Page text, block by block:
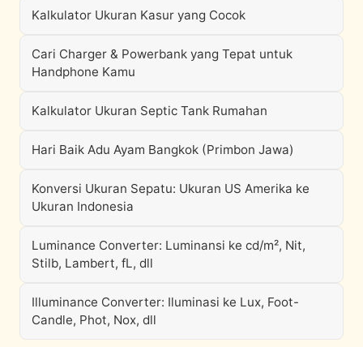
Kalkulator Ukuran Kasur yang Cocok
Cari Charger & Powerbank yang Tepat untuk
Handphone Kamu
Kalkulator Ukuran Septic Tank Rumahan
Hari Baik Adu Ayam Bangkok (Primbon Jawa)
Konversi Ukuran Sepatu: Ukuran US Amerika ke
Ukuran Indonesia
Luminance Converter: Luminansi ke cd/m², Nit,
Stilb, Lambert, fL, dll
Illuminance Converter: Iluminasi ke Lux, Foot-
Candle, Phot, Nox, dll